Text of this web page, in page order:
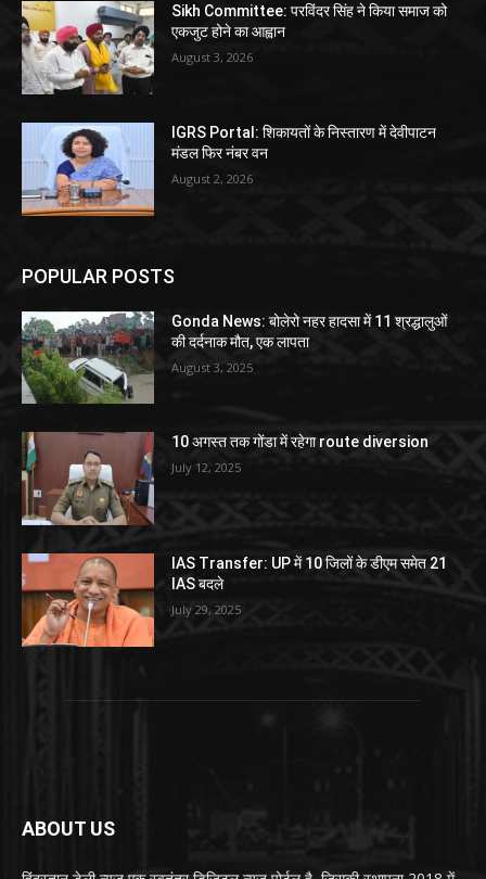
Sikh Committee: परविंदर सिंह ने किया समाज को
एकजुट होने का आह्वान
August 3, 2026
IGRS Portal: शिकायतों के निस्तारण में देवीपाटन
मंडल फिर नंबर वन
August 2, 2026
POPULAR POSTS
Gonda News: बोलेरो नहर हादसा में 11 श्रद्धालुओं
की दर्दनाक मौत, एक लापता
August 3, 2025
10 अगस्त तक गोंडा में रहेगा route diversion
July 12, 2025
IAS Transfer: UP में 10 जिलों के डीएम समेत 21
IAS बदले
July 29, 2025
ABOUT US